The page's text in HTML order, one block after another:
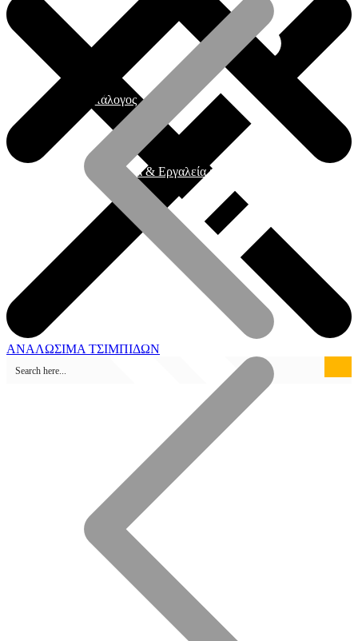
Γενικός Κατάλογος
Καταστήματα Πώλησης
Ηλεκτρικά εργαλεία & Εργαλεία μπαταρίας
Ηλεκτροσυγκόλληση
ΑΝΑΛΩΣΙΜΑ ΤΣΙΜΠΙΔΩΝ